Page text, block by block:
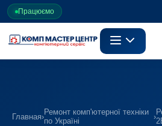
Працюємо
Главная›Ремонт комп'ютерної техніки
по Україні
›